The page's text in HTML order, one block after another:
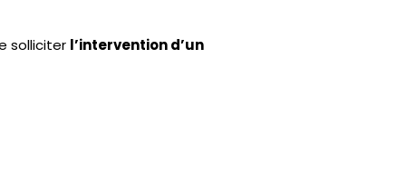
solliciter l’intervention d’un